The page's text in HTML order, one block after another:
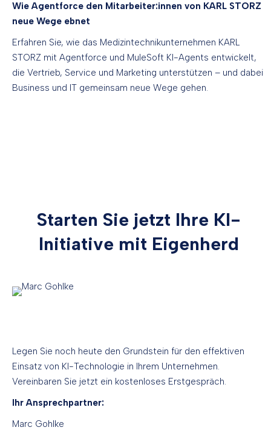
Wie Agentforce den Mitarbeiter:innen von KARL STORZ
neue Wege ebnet
Erfahren Sie, wie das Medizintechnikunternehmen KARL
STORZ mit Agentforce und MuleSoft KI-Agents entwickelt,
die Vertrieb, Service und Marketing unterstützen – und dabei
Business und IT gemeinsam neue Wege gehen.
Starten Sie jetzt Ihre KI-
Initiative mit Eigenherd
Legen Sie noch heute den Grundstein für den effektiven
Einsatz von KI-Technologie in Ihrem Unternehmen.
Vereinbaren Sie jetzt ein kostenloses Erstgespräch.
Ihr Ansprechpartner:
Marc Gohlke